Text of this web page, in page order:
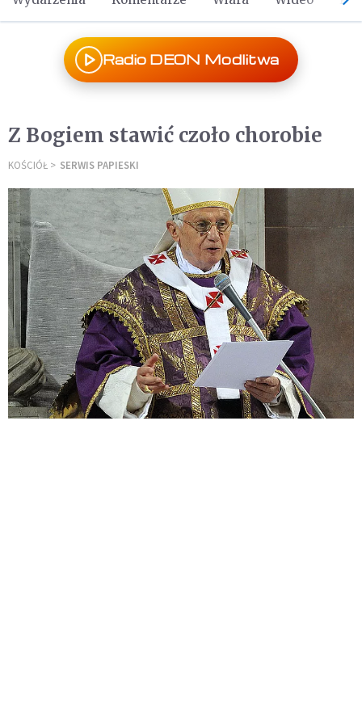
Radio DEON Modlitwa
Z Bogiem stawić czoło chorobie
KOŚCIÓŁ SERWIS PAPIESKI